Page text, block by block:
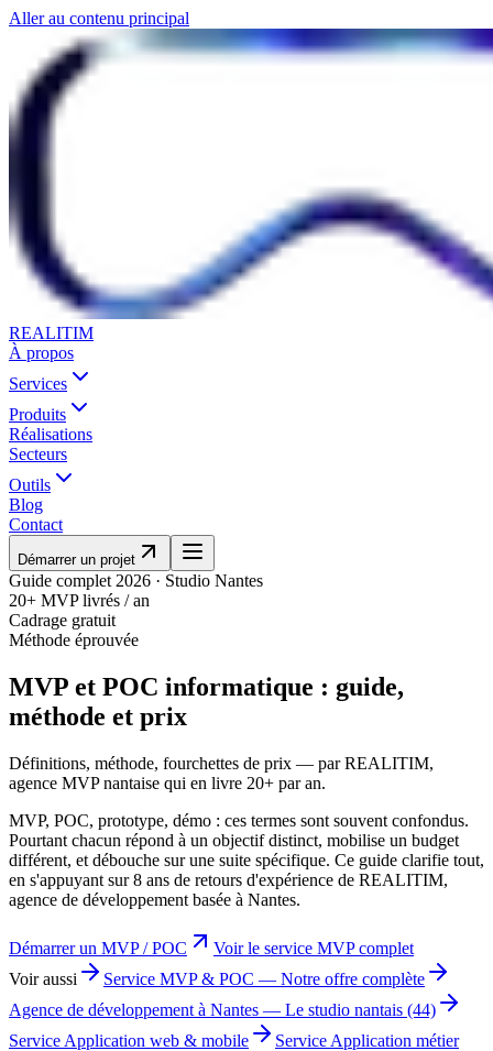
Aller au contenu principal
REALITIM
À propos
Services
Produits
Réalisations
Secteurs
Outils
Blog
Contact
Démarrer un projet
Guide complet 2026 · Studio Nantes
20+ MVP livrés / an
Cadrage gratuit
Méthode éprouvée
MVP et POC informatique : guide,
méthode et prix
Définitions, méthode, fourchettes de prix — par REALITIM,
agence MVP nantaise qui en livre 20+ par an.
MVP, POC, prototype, démo : ces termes sont souvent confondus.
Pourtant chacun répond à un objectif distinct, mobilise un budget
différent, et débouche sur une suite spécifique. Ce guide clarifie tout,
en s'appuyant sur 8 ans de retours d'expérience de REALITIM,
agence de développement basée à Nantes.
Démarrer un MVP / POC
Voir le service MVP complet
Voir aussi
Service MVP & POC — Notre offre complète
Agence de développement à Nantes — Le studio nantais (44)
Service Application web & mobile
Service Application métier